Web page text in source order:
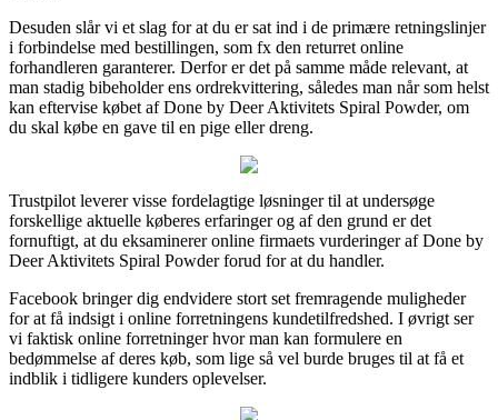
Desuden slår vi et slag for at du er sat ind i de primære retningslinjer
i forbindelse med bestillingen, som fx den returret online
forhandleren garanterer. Derfor er det på samme måde relevant, at
man stadig bibeholder ens ordrekvittering, således man når som helst
kan eftervise købet af Done by Deer Aktivitets Spiral Powder, om
du skal købe en gave til en pige eller dreng.
Trustpilot leverer visse fordelagtige løsninger til at undersøge
forskellige aktuelle køberes erfaringer og af den grund er det
fornuftigt, at du eksaminerer online firmaets vurderinger af Done by
Deer Aktivitets Spiral Powder forud for at du handler.
Facebook bringer dig endvidere stort set fremragende muligheder
for at få indsigt i online forretningens kundetilfredshed. I øvrigt ser
vi faktisk online forretninger hvor man kan formulere en
bedømmelse af deres køb, som lige så vel burde bruges til at få et
indblik i tidligere kunders oplevelser.